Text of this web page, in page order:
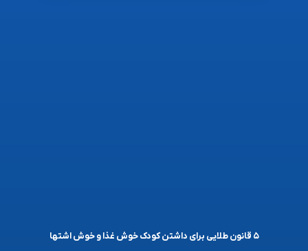
۵ قانون طلایی برای داشتن کودک خوش غذا و خوش اشتها